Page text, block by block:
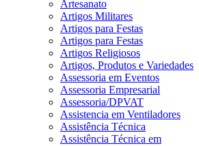
Artesanato
Artigos Militares
Artigos para Festas
Artigos para Festas
Artigos Religiosos
Artigos, Produtos e Variedades
Assessoria em Eventos
Assessoria Empresarial
Assessoria/DPVAT
Assistencia em Ventiladores
Assistência Técnica
Assistência Técnica em